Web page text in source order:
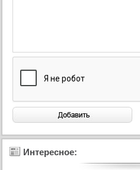
95 серия (суб)
96 серия (суб)
98 серия (суб)
99 серия (суб)
100 серия (суб)
101 серия (суб)
Интересное: